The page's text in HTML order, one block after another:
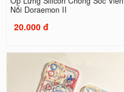
Nổi Doraemon II
20.000 đ